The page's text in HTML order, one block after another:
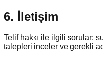
6. İletişim
Telif hakkı ile ilgili sorular:
talepleri inceler ve gerekli